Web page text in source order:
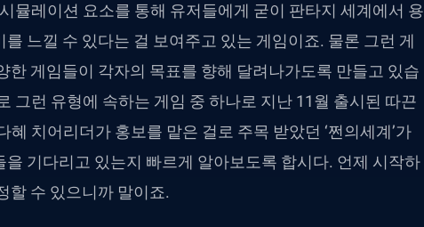
뮬레이션 요소를 통해 유저들에게 굳이 판타지 세계에서 용
느낄 수 있다는 걸 보여주고 있는 게임이죠. 물론 그런 게
한 게임들이 각자의 목표를 향해 달려나가도록 만들고 있습
그런 유형에 속하는 게임 중 하나로 지난 11월 출시된 따끈
치어리더가 홍보를 맡은 걸로 주목 받았던 ‘쩐의세계’가
기다리고 있는지 빠르게 알아보도록 합시다. 언제 시작하
할 수 있으니까 말이죠.